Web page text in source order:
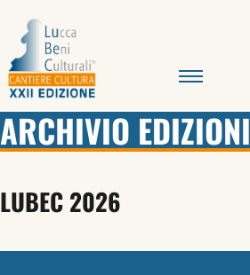
Menu
ARCHIVIO EDIZIONI
LUBEC 2026